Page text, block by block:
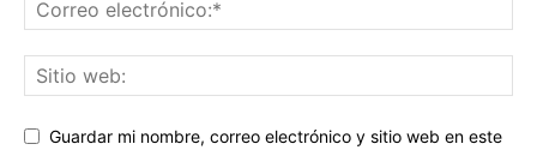
Guardar mi nombre, correo electrónico y sitio web en este